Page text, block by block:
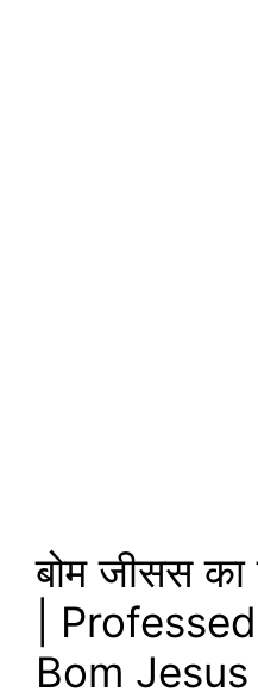
बोम जीसस
|
Bom Jesus